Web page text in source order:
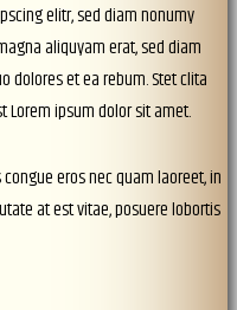
elitr, sed diam nonumy
aliquyam erat, sed diam
dolores et ea rebum. Stet clita
Lorem ipsum dolor sit amet.
eros nec quam laoreet, in
at est vitae, posuere lobortis